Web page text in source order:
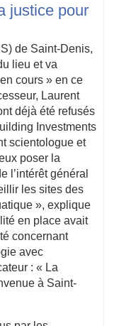
justice pour
de Saint-Denis,
lieu et va
cours » en ce
Laurent
déjà été refusés
Investments
scientologue et
poser la
l’intérêt général
les sites des
», explique
en place avait
concernant
avec
: « La
à Saint-